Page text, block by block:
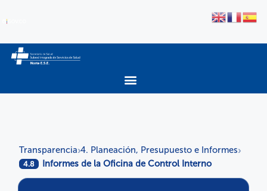
Transparencia›4. Planeación, Presupuesto e Informes›
4.8 Informes de la Oficina de Control Interno